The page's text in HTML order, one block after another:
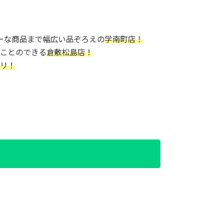
商品まで幅広い品ぞろえの学南町店！
とのできる倉敷松島店！
！